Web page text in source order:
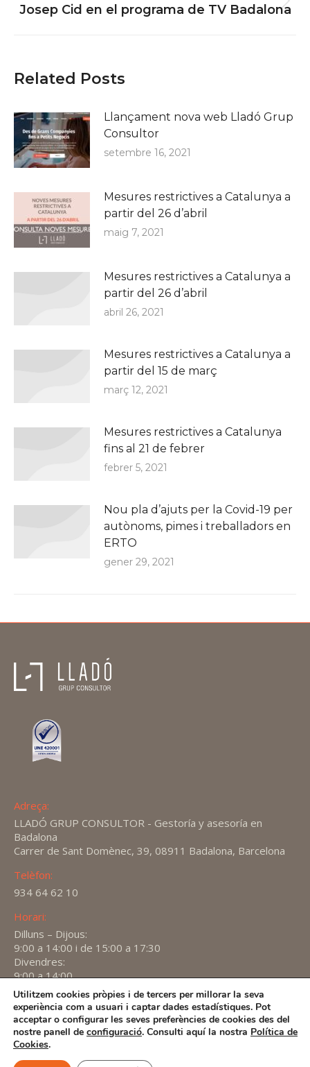
Next
Josep Cid en el programa de TV Badalona
Related Posts
Llançament nova web Lladó Grup
Consultor
setembre 16, 2021
Mesures restrictives a Catalunya a
partir del 26 d’abril
maig 7, 2021
Mesures restrictives a Catalunya a
partir del 26 d’abril
abril 26, 2021
Mesures restrictives a Catalunya a
partir del 15 de març
març 12, 2021
Mesures restrictives a Catalunya
fins al 21 de febrer
febrer 5, 2021
Nou pla d’ajuts per la Covid-19 per
autònoms, pimes i treballadors en
ERTO
gener 29, 2021
Adreça:
LLADÓ GRUP CONSULTOR - Gestoría y asesoría en
Badalona
Carrer de Sant Domènec, 39, 08911 Badalona, Barcelona
Telèfon:
934 64 62 10
Horari:
Dilluns – Dijous:
9:00 a 14:00 i de 15:00 a 17:30
Divendres:
9:00 a 14:00
Find us on:
X
page
opens
YouTube
page
opens
Linkedin
page
2026 - Política de privacitat
Utilitzem cookies pròpies i de tercers per millorar la seva
experiència com a usuari i captar dades estadístiques. Pot
acceptar o configurar les seves preferències de cookies des del
nostre panell de configuració. Consulti aquí la nostra Política de
Cookies.